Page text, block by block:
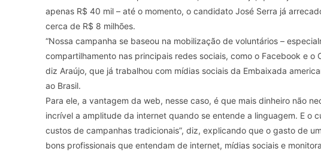
apenas R$ 40 mil – até o momento, o candidato José Serra já
cerca de R$ 8 milhões.
“Nossa campanha se baseou na mobilização de voluntários –
compartilhamento nas principais redes sociais, como o Facebook e o
diz Araújo, que já trabalhou com mídias sociais da Embaixada
ao Brasil.
Para ele, a vantagem da web, nesse caso, é que mais dinheiro não
incrível a amplitude da internet quando se entende a linguagem. E o
custos de campanhas tradicionais”, diz, explicando que o gasto de
bons profissionais que entendam de internet, mídias sociais e